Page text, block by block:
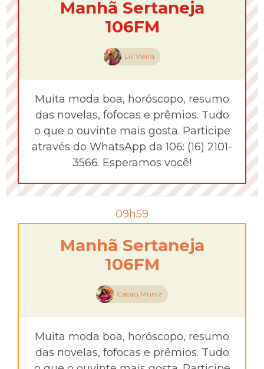
Manhã Sertaneja
106FM
Lili Vieira
Muita moda boa, horóscopo, resumo
das novelas, fofocas e prêmios. Tudo
o que o ouvinte mais gosta. Participe
através do WhatsApp da 106: (16) 2101-
3566. Esperamos você!
09h59
Manhã Sertaneja
106FM
Cacau Muniz
Muita moda boa, horóscopo, resumo
das novelas, fofocas e prêmios. Tudo